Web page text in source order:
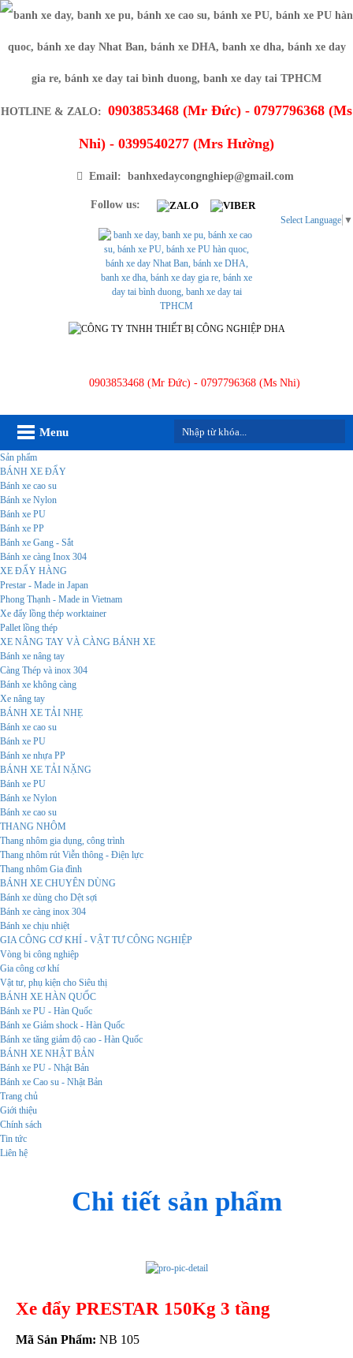
HOTLINE & ZALO: 0903853468 (Mr Đức) - 0797796368 (Ms
Nhi) - 0399540277 (Mrs Hường)
Email: banhxedaycongnghiep@gmail.com
Follow us:
0903853468 (Mr Đức) - 0797796368 (Ms Nhi)
Select Language ▼
Menu
Sản phẩm
BÁNH XE ĐẨY
Bánh xe cao su
Bánh xe Nylon
Bánh xe PU
Bánh xe PP
Bánh xe Gang - Sắt
Bánh xe càng Inox 304
XE ĐẨY HÀNG
Prestar - Made in Japan
Phong Thạnh - Made in Vietnam
Xe đẩy lồng thép worktainer
Pallet lồng thép
XE NÂNG TAY VÀ CÀNG BÁNH XE
Bánh xe nâng tay
Càng Thép và inox 304
Bánh xe không càng
Xe nâng tay
BÁNH XE TẢI NHẸ
Bánh xe cao su
Bánh xe PU
Bánh xe nhựa PP
BÁNH XE TẢI NẶNG
Bánh xe PU
Bánh xe Nylon
Bánh xe cao su
THANG NHÔM
Thang nhôm gia dụng, công trình
Thang nhôm rút Viễn thông - Điện lực
Thang nhôm Gia đình
BÁNH XE CHUYÊN DÙNG
Bánh xe dùng cho Dệt sợi
Bánh xe càng inox 304
Bánh xe chịu nhiệt
GIA CÔNG CƠ KHÍ - VẬT TƯ CÔNG NGHIỆP
Vòng bi công nghiệp
Gia công cơ khí
Vật tư, phụ kiện cho Siêu thị
BÁNH XE HÀN QUỐC
Bánh xe PU - Hàn Quốc
Bánh xe Giảm shock - Hàn Quốc
Bánh xe tăng giảm độ cao - Hàn Quốc
BÁNH XE NHẬT BẢN
Bánh xe PU - Nhật Bản
Bánh xe Cao su - Nhật Bản
Trang chủ
Giới thiệu
Chính sách
Tin tức
Liên hệ
Chi tiết sản phẩm
Xe đẩy PRESTAR 150Kg 3 tầng
Mã Sản Phẩm: NB 105